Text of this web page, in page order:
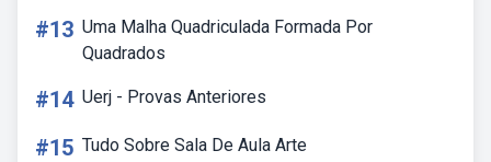
#13 Uma Malha Quadriculada Formada Por
Quadrados
#14 Uerj - Provas Anteriores
#15 Tudo Sobre Sala De Aula Arte